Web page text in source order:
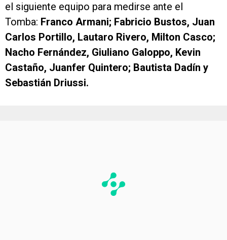
el siguiente equipo para medirse ante el
Tomba: Franco Armani; Fabricio Bustos, Juan
Carlos Portillo, Lautaro Rivero, Milton Casco;
Nacho Fernández, Giuliano Galoppo, Kevin
Castaño, Juanfer Quintero; Bautista Dadín y
Sebastián Driussi.